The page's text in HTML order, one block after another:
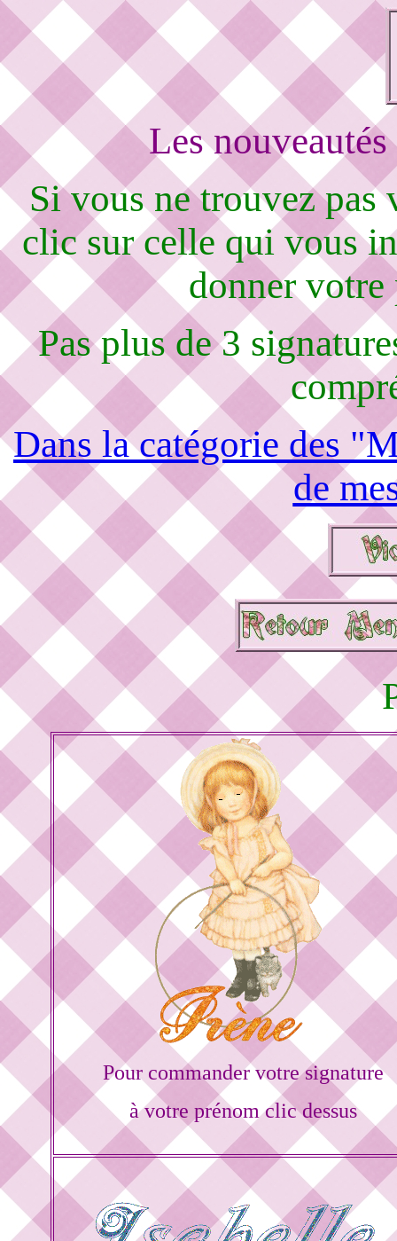
Les
Si vous ne trouvez pas
clic sur celle qui vous
donner votre
Pas plus de 3
Dans la catégorie des
de
Pour commander votre signature
à votre prénom clic dessus